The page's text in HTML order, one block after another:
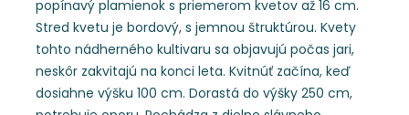
popínavý plamienok s priemerom kvetov až 16 cm.
Stred kvetu je bordový, s jemnou štruktúrou. Kvety
tohto nádherného kultivaru sa objavujú počas jari,
neskôr zakvitajú na konci leta. Kvitnúť začína, keď
dosiahne výšku 100 cm. Dorastá do výšky 250 cm,